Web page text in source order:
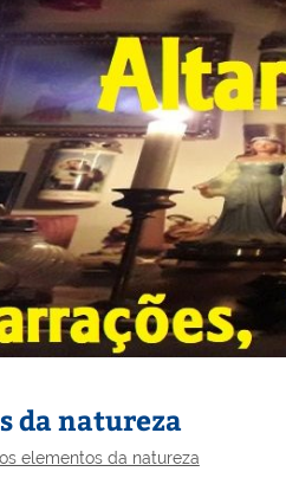
da natureza
elementos da natureza